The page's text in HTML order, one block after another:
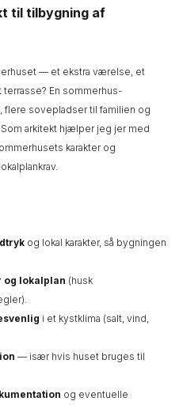
til tilbygning af
— et ekstra værelse, et
En sommerhus-
flere sovepladser til familien og
arkitekt hjælper jeg jer med
karakter og
og lokal karakter, så bygningen
og lokalplan (husk
i et kystklima (salt, vind,
— især hvis huset bruges til
og eventuelle